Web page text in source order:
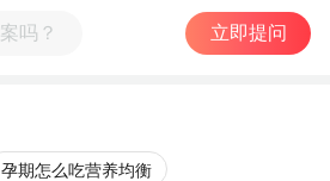
立即提问
孕期怎么吃营养均衡